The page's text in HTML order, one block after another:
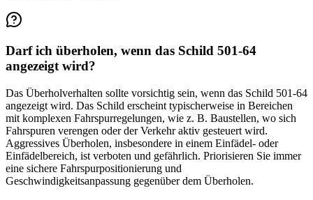
Darf ich überholen, wenn das Schild 501-64
angezeigt wird?
Das Überholverhalten sollte vorsichtig sein, wenn das Schild 501-64
angezeigt wird. Das Schild erscheint typischerweise in Bereichen
mit komplexen Fahrspurregelungen, wie z. B. Baustellen, wo sich
Fahrspuren verengen oder der Verkehr aktiv gesteuert wird.
Aggressives Überholen, insbesondere in einem Einfädel- oder
Einfädelbereich, ist verboten und gefährlich. Priorisieren Sie immer
eine sichere Fahrspurpositionierung und
Geschwindigkeitsanpassung gegenüber dem Überholen.